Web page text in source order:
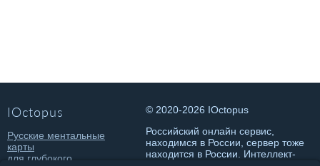
IOctopus
Русские ментальные
карты
для глубокого
© 2020-2026 IOctopus
Российский онлайн сервис,
находимся в России, сервер тоже
находится в России. Интеллект-